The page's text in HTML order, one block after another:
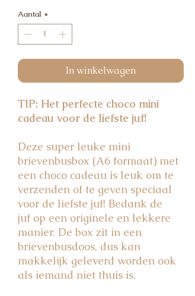
Aantal *
In winkelwagen
TIP: Het perfecte choco mini
cadeau voor de liefste juf!
Deze super leuke mini
brievenbusbox (A6 formaat) met
een choco cadeau is leuk om te
verzenden of te geven speciaal
voor de liefste juf! Bedank de
juf op een originele en lekkere
manier. De box zit in een
brievenbusdoos, dus kan
makkelijk geleverd worden ook
als iemand niet thuis is.